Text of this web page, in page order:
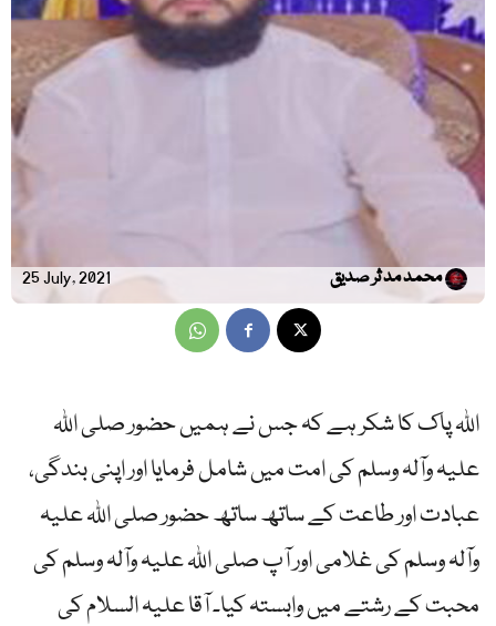
25 July, 2021 محمد مد ثر صدیق
اللہ پاک کا شکر ہے کہ جس نے ہمیں حضور صلی اللہ
علیہ وآلہ وسلم کی امت میں شامل فرمایا اور اپنی بندگی،
عبادت اور طاعت کے ساتھ ساتھ حضور صلی اللہ علیہ
وآلہ وسلم کی غلامی اور آپ صلی اللہ علیہ وآلہ وسلم کی
محبت کے رشتے میں وابستہ کیا۔ آقا علیہ السلام کی